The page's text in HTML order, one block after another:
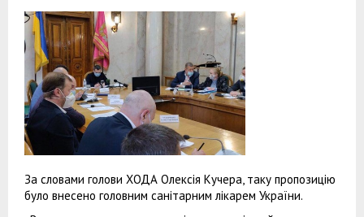
За словами голови ХОДА Олексія Кучера, таку пропозицію
було внесено головним санітарним лікарем України.